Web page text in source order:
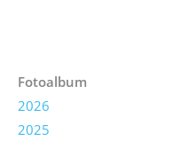
Fotoalbum
2026
2025